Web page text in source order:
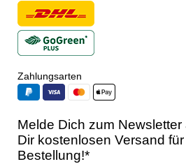
Zahlungsarten
Melde Dich zum Newsletter
Dir kostenlosen Versand
Bestellung!*